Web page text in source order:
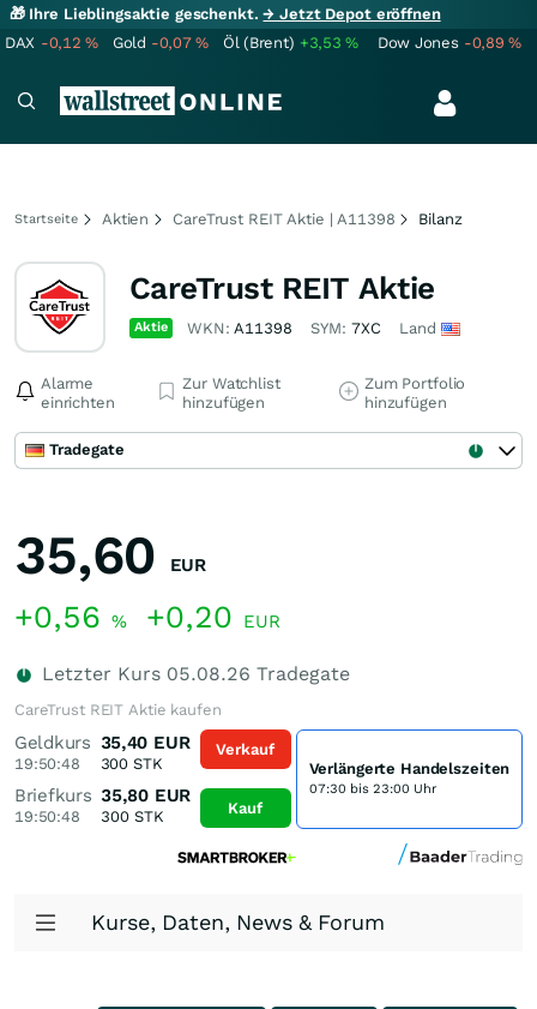
🎁 Ihre Lieblingsaktie geschenkt.→ Jetzt Depot eröffnen
DAX -0,12% Gold -0,07% Öl (Brent) +3,53% Dow Jones -0,89%
Startseite Aktien CareTrust REIT Aktie | A11398 Bilanz
CareTrust REIT Aktie
Aktie WKN:A11398 SYM: 7XC Land
Alarme
einrichten
Zur Watchlist
hinzufügen
Zum Portfolio
hinzufügen
Tradegate
35,60 EUR
+0,56 % +0,20 EUR
Letzter Kurs 05.08.26 Tradegate
CareTrust REIT Aktie kaufen
Geldkurs
19:50:48
35,40 EUR
300 STK
Briefkurs
19:50:48
35,80 EUR
300STK
Verkauf
Kauf
Verlängerte Handelszeiten
07:30 bis 23:00 Uhr
Kurse, Daten, News & Forum